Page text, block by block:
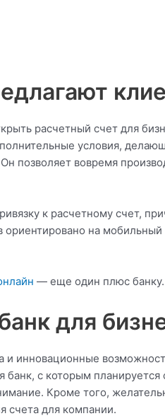
расчетный счет для
условия,
позволяет вовремя
к расчетному счет,
на
— еще один плюс банку.
для
и инновационные
с которым
Кроме того,
счета для компании.